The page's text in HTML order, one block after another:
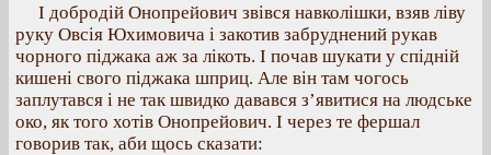
І добродій Онопрейович звівся навколішки, взяв ліву
руку Овсія Юхимовича і закотив забруднений рукав
чорного піджака аж за лікоть. І почав шукати у спідній
кишені свого піджака шприц. Але він там чогось
заплутався і не так швидко давався з’явитися на людське
око, як того хотів Онопрейович. І через те фершал
говорив так, аби щось сказати: